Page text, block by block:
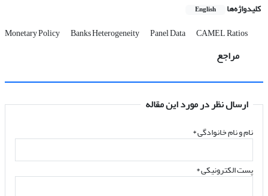
کلیدواژه‌ها English
Monetary Policy Banks Heterogeneity Panel Data CAMEL Ratios
مراجع
ارسال نظر در مورد این مقاله
نام و نام خانوادگی*
پست الکترونیکی*